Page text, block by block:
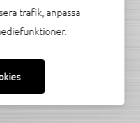
AB. All rights reserved.
trafik, anpassa